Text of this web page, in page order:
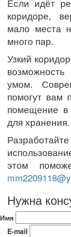
Если идёт
коридоре,
мало места
много пар.
Узкий
возможность
умом.
помогут вам
помещение
для хранения.
этом
Нужна
Имя
E-mail